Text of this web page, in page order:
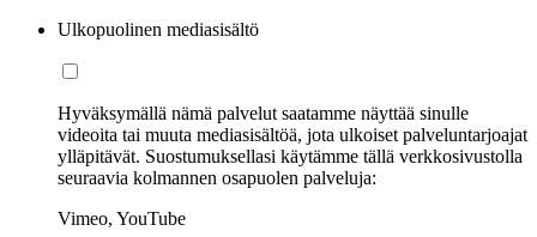
Ulkopuolinen mediasisältö
Hyväksymällä nämä palvelut saatamme näyttää sinulle
videoita tai muuta mediasisältöä, jota ulkoiset palveluntarjoajat
ylläpitävät. Suostumuksellasi käytämme tällä verkkosivustolla
seuraavia kolmannen osapuolen palveluja:
Vimeo, YouTube